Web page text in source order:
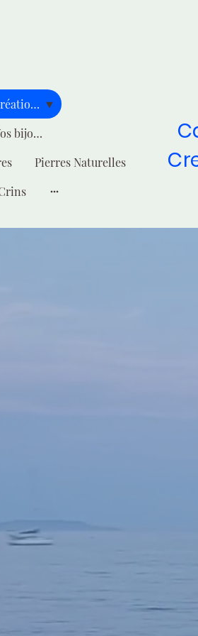
"La Boutique" Nos créations pour vous
Bijoux Fantaisie - Vos bijoux - Votre style
Pierres Naturelles